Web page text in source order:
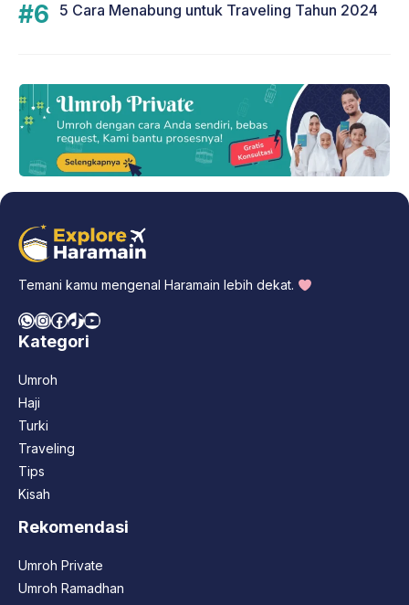
5 Cara Menabung untuk Traveling Tahun 2024
Temani kamu mengenal Haramain lebih dekat.
WhatsApp
Instagram
Facebook
TikTok
YouTube
Kategori
Umroh
Haji
Turki
Traveling
Tips
Kisah
Rekomendasi
Umroh Private
Umroh Ramadhan